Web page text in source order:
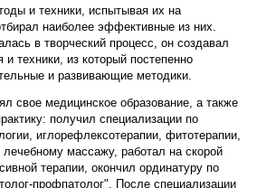
и техники, испытывая их на
наиболее эффективные из них.
в творческий процесс, он создавал
техники, из который постепенно
и развивающие методики.
свое медицинское образование, а также
получил специализации по
иглорефлексотерапии, фитотерапии,
массажу, работал на скорой
терапии, окончил ординатуру по
профпатолог". После специализации